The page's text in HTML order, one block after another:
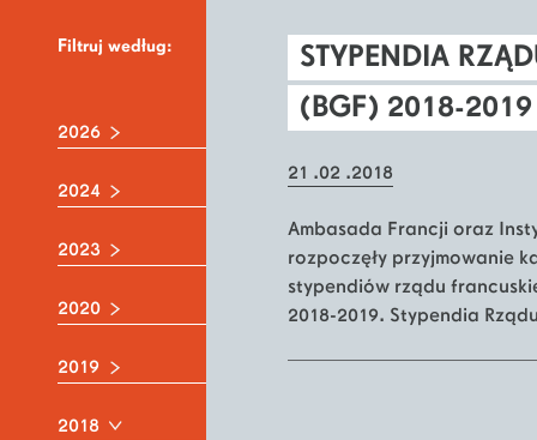
Filtruj według:
2026
2024
2023
2020
2019
2018
STYPENDIA
(BGF) 2018-2019
21 .02 .2018
Ambasada Francji oraz
rozpoczęły przyjmowanie
stypendiów rządu
2018-2019. Stypendia